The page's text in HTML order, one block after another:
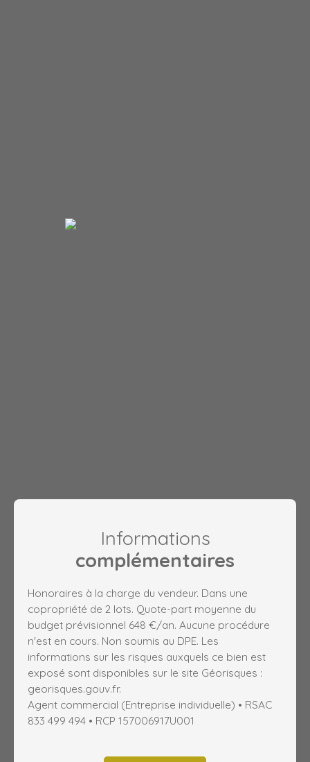
Informations
complémentaires
Honoraires à la charge du vendeur. Dans une
copropriété de 2 lots. Quote-part moyenne du
budget prévisionnel 648 €/an. Aucune procédure
n'est en cours. Non soumis au DPE. Les
informations sur les risques auxquels ce bien est
exposé sont disponibles sur le site Géorisques :
georisques.gouv.fr.
Agent commercial (Entreprise individuelle) • RSAC
833 499 494 • RCP 157006917U001